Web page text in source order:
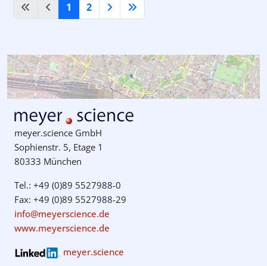
1 2
meyer.science GmbH
Sophienstr. 5, Etage 1
80333 München
Tel.: +49 (0)89 5527988-0
Fax: +49 (0)89 5527988-29
info@meyerscience.de
www.meyerscience.de
meyer.science